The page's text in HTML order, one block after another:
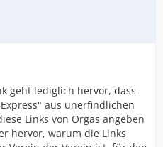
geht lediglich hervor, dass
aus unerfindlichen
Links von Orgas angeben
hervor, warum die Links